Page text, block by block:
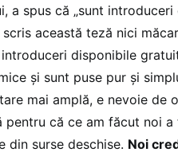
a spus că „sunt
această teză nici
disponibile
și sunt puse pur și
mai amplă, e nevoie de
că ce am făcut noi
din surse deschise. Noi